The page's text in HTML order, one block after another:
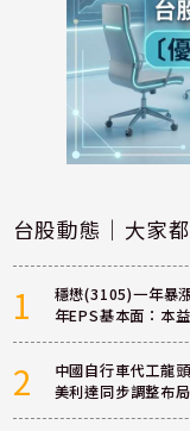
台股動態｜大家
1
穩懋(3105)一年暴
年EPS基本面：本
2
中國自行車代工龍
美利達同步調整布局